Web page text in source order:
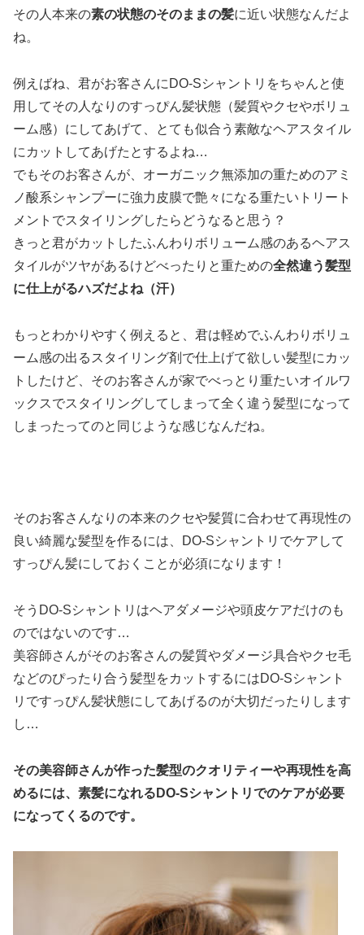
その人本来の素の状態のそのままの髪に近い状態なんだよ
ね。
例えばね、君がお客さんにDO-Sシャントリをちゃんと使
用してその人なりのすっぴん髪状態（髪質やクセやボリュ
ーム感）にしてあげて、とても似合う素敵なヘアスタイル
にカットしてあげたとするよね…
でもそのお客さんが、オーガニック無添加の重ためのアミ
ノ酸系シャンプーに強力皮膜で艶々になる重たいトリート
メントでスタイリングしたらどうなると思う？
きっと君がカットしたふんわりボリューム感のあるヘアス
タイルがツヤがあるけどべったりと重ための全然違う髪型
に仕上がるハズだよね（汗）
もっとわかりやすく例えると、君は軽めでふんわりボリュ
ーム感の出るスタイリング剤で仕上げて欲しい髪型にカッ
トしたけど、そのお客さんが家でべっとり重たいオイルワ
ックスでスタイリングしてしまって全く違う髪型になって
しまったってのと同じような感じなんだね。
そのお客さんなりの本来のクセや髪質に合わせて再現性の
良い綺麗な髪型を作るには、DO-Sシャントリでケアして
すっぴん髪にしておくことが必須になります！
そうDO-Sシャントリはヘアダメージや頭皮ケアだけのも
のではないのです…
美容師さんがそのお客さんの髪質やダメージ具合やクセ毛
などのぴったり合う髪型をカットするにはDO-Sシャント
リですっぴん髪状態にしてあげるのが大切だったりします
し…
その美容師さんが作った髪型のクオリティーや再現性を高
めるには、素髪になれるDO-Sシャントリでのケアが必要
になってくるのです。